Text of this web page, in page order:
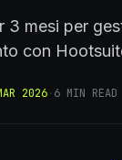
3 mesi per
con
2026·6 MIN READ